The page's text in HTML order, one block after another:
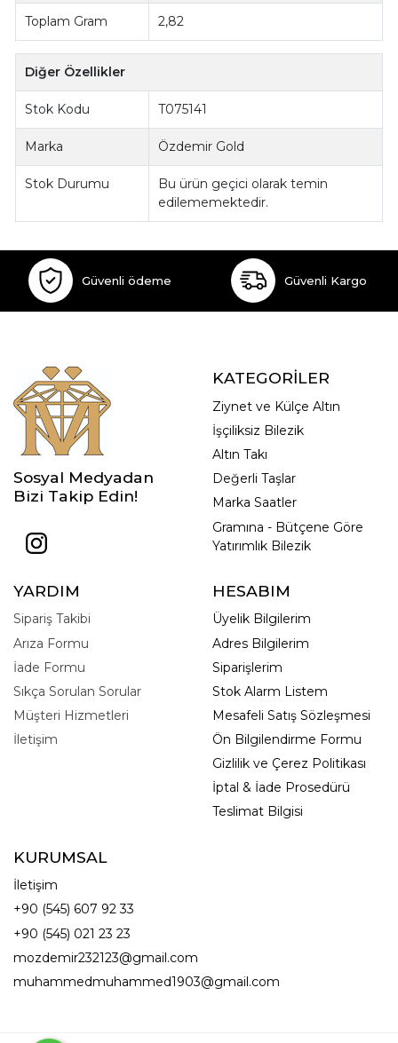
Toplam Gram 2,82
Diğer Özellikler
Stok Kodu T075141
Marka Özdemir Gold
Stok Durumu
Bu ürün geçici olarak temin
edilememektedir.
Güvenli ödeme Güvenli Kargo
Sosyal Medyadan
Bizi Takip Edin!
KATEGORİLER
Ziynet ve Külçe Altın
İşçiliksiz Bilezik
Altın Takı
Değerli Taşlar
Marka Saatler
Gramına - Bütçene Göre
Yatırımlık Bilezik
YARDIM
Sipariş Takibi
Arıza Formu
İade Formu
Sıkça Sorulan Sorular
Müşteri Hizmetleri
İletişim
HESABIM
Üyelik Bilgilerim
Adres Bilgilerim
Siparişlerim
Stok Alarm Listem
Mesafeli Satış Sözleşmesi
Ön Bilgilendirme Formu
Gizlilik ve Çerez Politikası
İptal & İade Prosedürü
Teslimat Bilgisi
KURUMSAL
İletişim
+90 (545) 607 92 33
+90 (545) 021 23 23
mozdemir232123@gmail.com
muhammedmuhammed1903@gmail.com